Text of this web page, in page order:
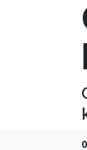
Bilim
Canlı
Tüm
Son
Haber